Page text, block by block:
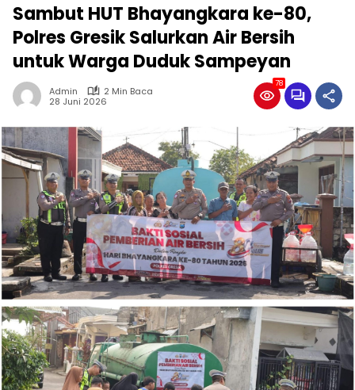
Sambut HUT Bhayangkara ke-80,
Polres Gresik Salurkan Air Bersih
untuk Warga Duduk Sampeyan
Admin
2 Min Baca
28 Juni 2026
78